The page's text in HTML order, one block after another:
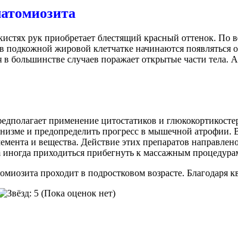
рук приобретает блестящий красный оттенок.
подкожной жировой клетчатке начинаются
в большинстве случаев поражает открытые части
применение цитостатиков и
и предопределить прогресс в мышечной
и вещества. Действие этих препаратов
приходиться прибегнуть к массажным
проходит в подростковом возрасте.
(Пока оценок нет)